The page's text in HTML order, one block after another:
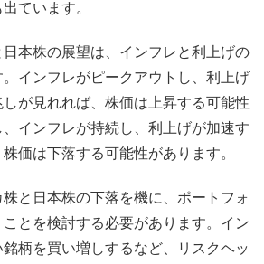
ています。
本株の展望は、インフレと利上げの
インフレがピークアウトし、利上げ
が見れれば、株価は上昇する可能性
インフレが持続し、利上げが加速す
価は下落する可能性があります。
と日本株の下落を機に、ポートフォ
とを検討する必要があります。イン
柄を買い増しするなど、リスクヘッ